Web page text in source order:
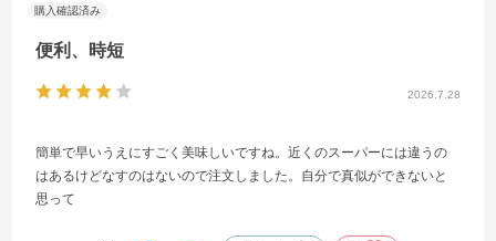
2026.7.28
便利、時短
簡単で早いうえにすごく美味しいですね。近くのスーパーには違うの
はあるけどなすのはないので注文しました。自分で真似ができないと
思って